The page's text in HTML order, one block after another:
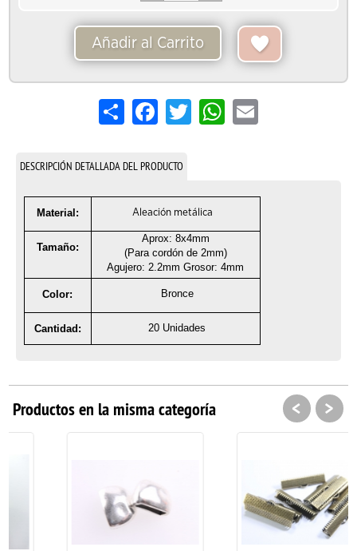
Añadir al Carrito
Share FacebookTwitterWhatsApp
Email
DESCRIPCIÓN DETALLADA DEL PRODUCTO
Material: Aleación metálica
Tamaño:
Aprox: 8x4mm
(Para cordón de 2mm)
Agujero: 2.2mm Grosor: 4mm
Color: Bronce
Cantidad: 20 Unidades
Productos en la misma categoría < >